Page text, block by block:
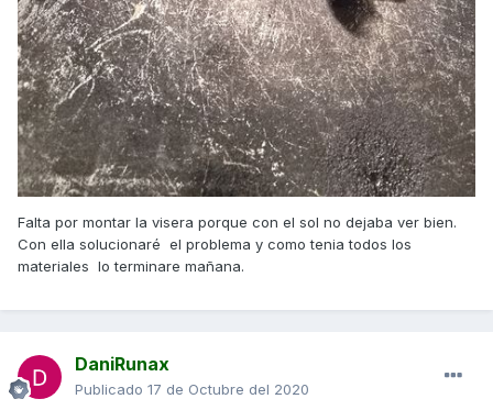
Falta por montar la visera porque con el sol no dejaba ver bien.
Con ella solucionaré el problema y como tenia todos los
materiales lo terminare mañana.
DaniRunax
Publicado 17 de Octubre del 2020